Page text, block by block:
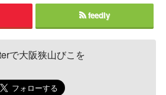
feedly
で大阪狭山びこを